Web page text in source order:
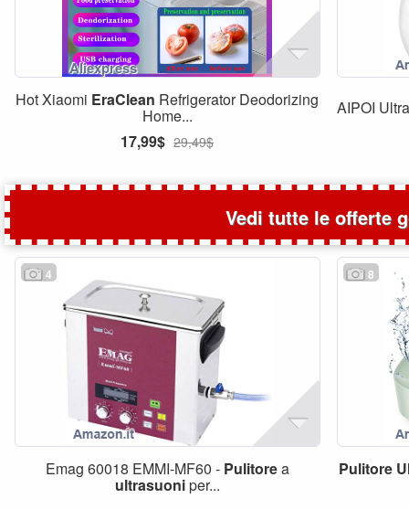
Hot Xiaomi EraClean Refrigerator Deodorizing
Home...
17,99$ 29,49$
AIPOI
Vedi tutte le offerte
4
Emag 60018 EMMI-MF60 - Pulitorea
ultrasuoniper...
8
Pulitore